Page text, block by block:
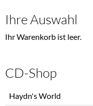
Ihre Auswahl
Ihr Warenkorb ist leer.
CD-Shop
überspringen
Haydn's World